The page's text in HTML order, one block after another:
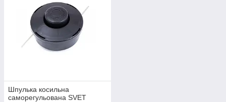
Шпулька косильна
саморегульована SVET